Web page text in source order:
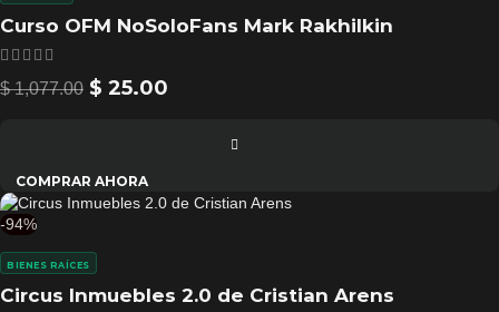
Curso OFM NoSoloFans Mark Rakhilkin
$1,077.00 $ 25.00
COMPRAR AHORA
-94%
Circus Inmuebles 2.0 de Cristian Arens
BIENES RAÍCES